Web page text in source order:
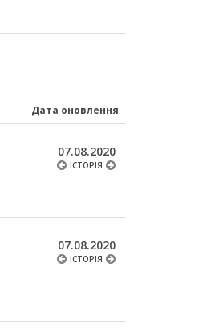
Дата оновлення
07.08.2020
ІСТОРІЯ
07.08.2020
ІСТОРІЯ